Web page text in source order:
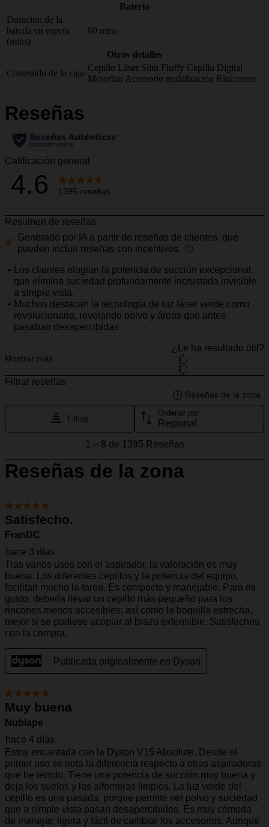
Bateria
Duración de la
batería en espera
(mins)
60 mins
Otros detalles
Contenido de la caja
Cepillo Láser Slim Fluffy Cepillo Digital
Motorbar Accesorio multifunción Rinconera